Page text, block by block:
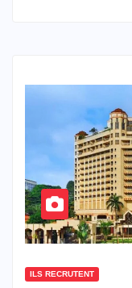
ILS RECRUTENT